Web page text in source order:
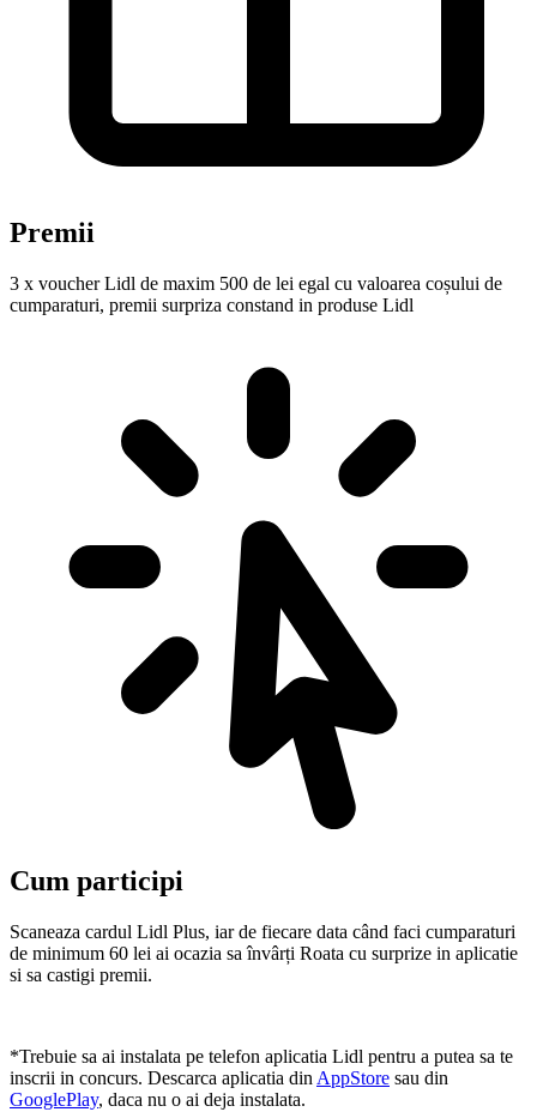
Premii
3 x voucher Lidl de maxim 500 de lei egal cu valoarea coșului de
cumparaturi, premii surpriza constand in produse Lidl
Cum participi
Scaneaza cardul Lidl Plus, iar de fiecare data când faci cumparaturi
de minimum 60 lei ai ocazia sa învârți Roata cu surprize in aplicatie
si sa castigi premii.
*Trebuie sa ai instalata pe telefon aplicatia Lidl pentru a putea sa te
inscrii in concurs. Descarca aplicatia din AppStore sau din
GooglePlay, daca nu o ai deja instalata.